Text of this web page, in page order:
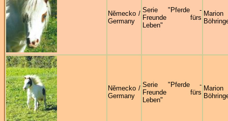
Německo /
Germany
Serie "Pferde -
Freunde fürs
Leben"
Marion
Německo /
Germany
Serie "Pferde -
Freunde fürs
Leben"
Marion